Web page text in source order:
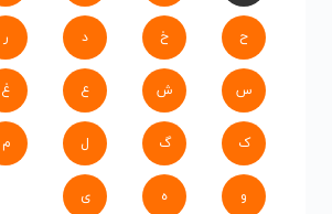
ح خ د ر
س ش ع غ
ک گ ل م
و ه ی